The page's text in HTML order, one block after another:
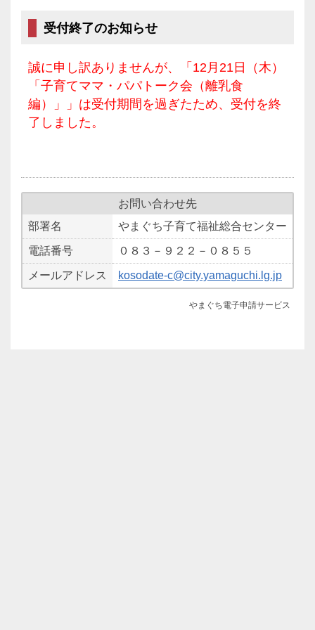
受付終了のお知らせ
誠に申し訳ありませんが、「12月21日（木）
「子育てママ・パパトーク会（離乳食
編）」」は受付期間を過ぎたため、受付を終
了しました。
お問い合わせ先
部署名
やまぐち子育て福祉総合センター
電話番号 ０８３－９２２－０８５５
メールアドレス kosodate-c@city.yamaguchi.lg.jp
やまぐち電子申請サービス